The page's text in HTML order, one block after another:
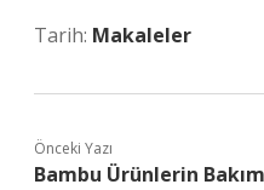
Tarih: Makaleler
Önceki Yazı
Bambu Ürünlerin